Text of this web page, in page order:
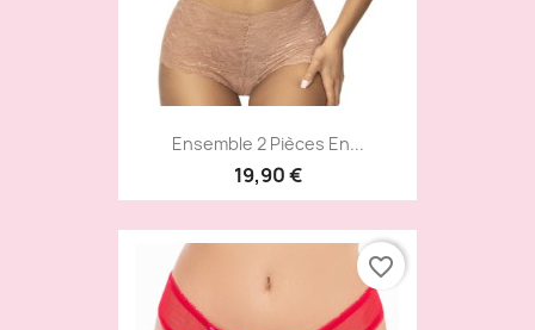
Ensemble 2 Pièces En...
19,90 €
favorite_border